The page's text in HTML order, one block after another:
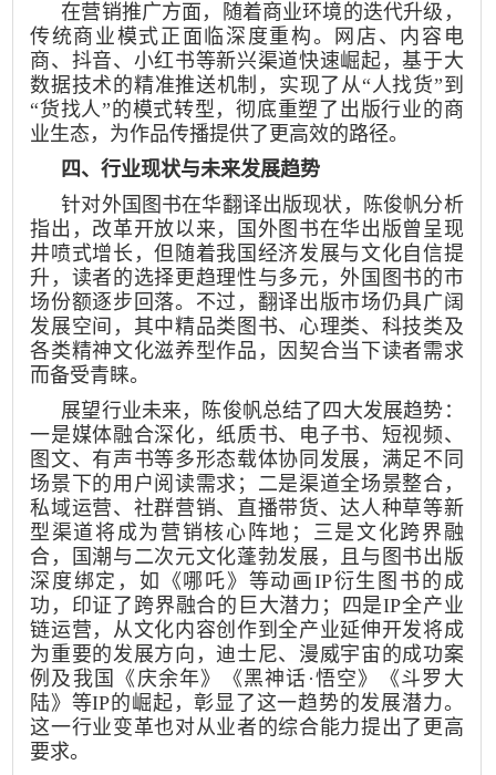
在营销推广方面，随着商业环境的迭代升级，
传统商业模式正面临深度重构。网店、内容电
商、抖音、小红书等新兴渠道快速崛起，基于大
数据技术的精准推送机制，实现了从“人找货”到
“货找人”的模式转型，彻底重塑了出版行业的商
业生态，为作品传播提供了更高效的路径。
四、行业现状与未来发展趋势
针对外国图书在华翻译出版现状，陈俊帆分析
指出，改革开放以来，国外图书在华出版曾呈现
井喷式增长，但随着我国经济发展与文化自信提
升，读者的选择更趋理性与多元，外国图书的市
场份额逐步回落。不过，翻译出版市场仍具广阔
发展空间，其中精品类图书、心理类、科技类及
各类精神文化滋养型作品，因契合当下读者需求
而备受青睐。
展望行业未来，陈俊帆总结了四大发展趋势：
一是媒体融合深化，纸质书、电子书、短视频、
图文、有声书等多形态载体协同发展，满足不同
场景下的用户阅读需求；二是渠道全场景整合，
私域运营、社群营销、直播带货、达人种草等新
型渠道将成为营销核心阵地；三是文化跨界融
合，国潮与二次元文化蓬勃发展，且与图书出版
深度绑定，如《哪吒》等动画IP衍生图书的成
功，印证了跨界融合的巨大潜力；四是IP全产业
链运营，从文化内容创作到全产业延伸开发将成
为重要的发展方向，迪士尼、漫威宇宙的成功案
例及我国《庆余年》《黑神话·悟空》《斗罗大
陆》等IP的崛起，彰显了这一趋势的发展潜力。
这一行业变革也对从业者的综合能力提出了更高
要求。